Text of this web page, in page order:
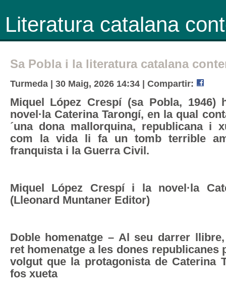
Literatura catalana
Sa Pobla i la literatura catalana
Turmeda | 30 Maig, 2026 14:34 | Compartir:
Miquel López Crespí (sa Pobla, 1946)
novel·la Caterina Tarongí, en la qual
´una dona mallorquina, republicana i
com la vida li fa un tomb terrible
franquista i la Guerra Civil.
Miquel López Crespí i la novel·la
(Lleonard Muntaner Editor)
Doble homenatge – Al seu darrer
ret homenatge a les dones republicanes
volgut que la protagonista de Caterina
fos xueta